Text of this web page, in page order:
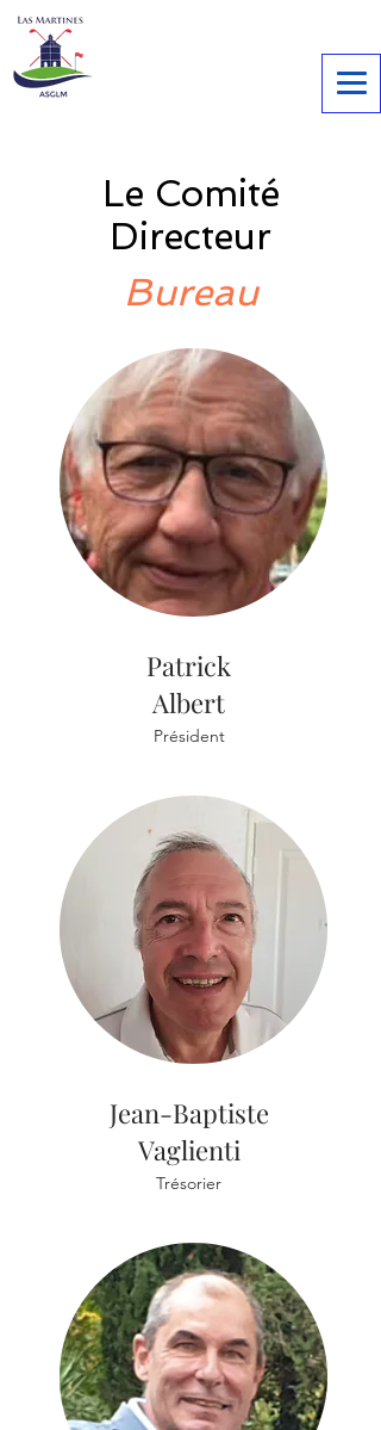
Le Comité
Directeur
Bureau
Patrick
Albert
Président
Jean-Baptiste
Vaglienti
Trésorier